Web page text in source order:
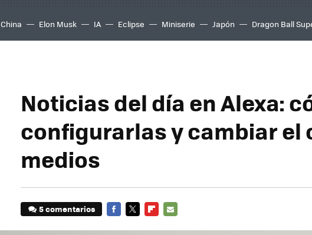
China Elon Musk IA Eclipse Miniserie Japón Dragon Ball
Noticias del día en Alexa:
configurarlas y cambiar el
medios
5 comentarios